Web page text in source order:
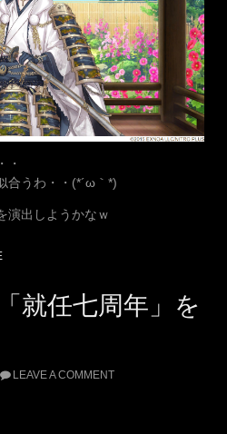
・
合うわ・・(*´ω｀*)
演出しようかなｗ
就任七周年」を
LEAVE A COMMENT